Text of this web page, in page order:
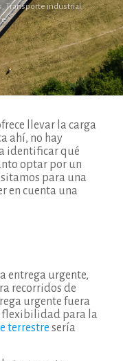
, Transporte industrial,
llevar la carga
ahí, no hay
identificar qué
optar por un
para una
en cuenta una
entrega urgente,
recorridos de
urgente fuera
flexibilidad para la
terrestre sería